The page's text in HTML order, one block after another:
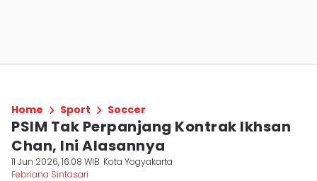
Home Sport Soccer
PSIM Tak Perpanjang Kontrak Ikhsan
Chan, Ini Alasannya
11 Jun 2026, 16:08 WIB Kota Yogyakarta
Febriana Sintasari